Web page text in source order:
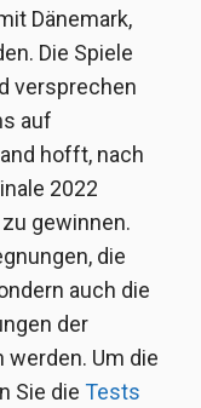
Dänemark,
Die Spiele
versprechen
auf
hofft, nach
2022
gewinnen.
die
auch die
der
Um die
Sie die Tests